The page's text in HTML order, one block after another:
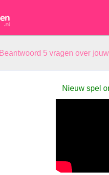
Beantwoord 5 vragen over
Nieuw spel